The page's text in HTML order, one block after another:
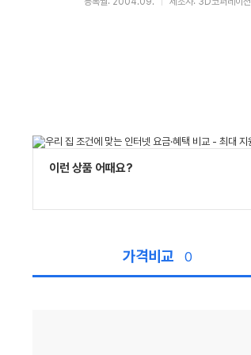
이런 상품 어때요?
가격비교 0